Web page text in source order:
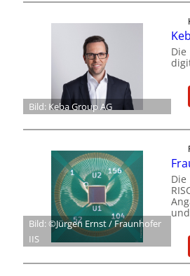
Bild: Keba Group AG
Bild: ©Jürgen Ernst / Fraunhofer
IIS
Die